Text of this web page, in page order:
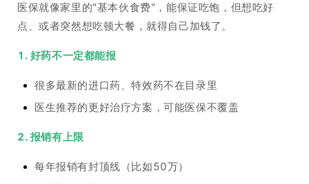
医保就像家里的"基本伙食费"，能保证吃饱，但想吃好
点、或者突然想吃顿大餐，就得自己加钱了。
1. 好药不一定都能报
很多最新的进口药、特效药不在目录里
医生推荐的更好治疗方案，可能医保不覆盖
2. 报销有上限
每年报销有封顶线（比如50万）